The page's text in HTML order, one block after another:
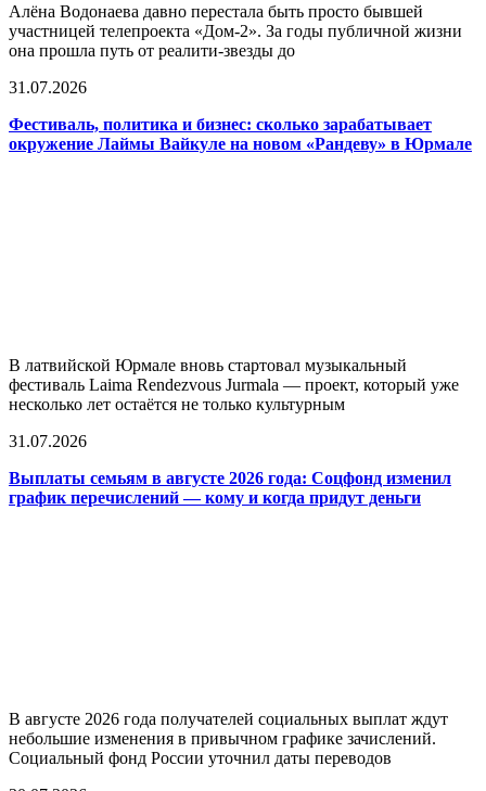
Алёна Водонаева давно перестала быть просто бывшей
участницей телепроекта «Дом-2». За годы публичной жизни
она прошла путь от реалити-звезды до
31.07.2026
Фестиваль, политика и бизнес: сколько зарабатывает
окружение Лаймы Вайкуле на новом «Рандеву» в Юрмале
В латвийской Юрмале вновь стартовал музыкальный
фестиваль Laima Rendezvous Jurmala — проект, который уже
несколько лет остаётся не только культурным
31.07.2026
Выплаты семьям в августе 2026 года: Соцфонд изменил
график перечислений — кому и когда придут деньги
В августе 2026 года получателей социальных выплат ждут
небольшие изменения в привычном графике зачислений.
Социальный фонд России уточнил даты переводов